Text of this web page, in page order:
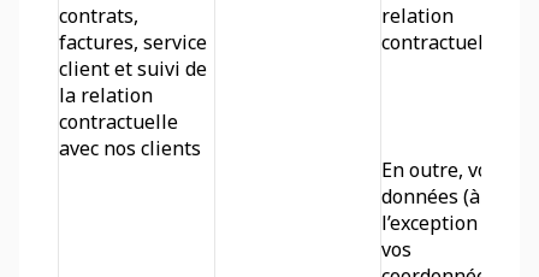
contrats,
factures, service
client et suivi de
la relation
contractuelle
avec nos clients
relation
contractuelle.
En outre, vos
données (à
l’exception de
vos